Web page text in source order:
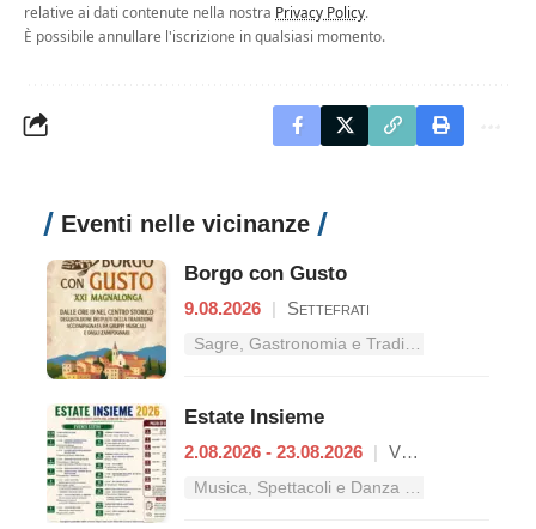
relative ai dati contenute nella nostra Privacy Policy.
È possibile annullare l'iscrizione in qualsiasi momento.
Eventi nelle vicinanze
Borgo con Gusto
9.08.2026 | Settefrati
Estate Insieme
2.08.2026 - 23.08.2026 | Vallerotonda